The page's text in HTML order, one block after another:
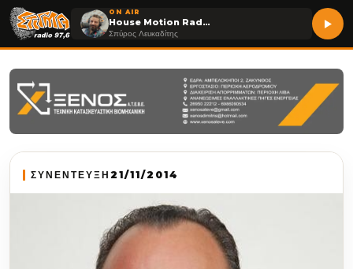
ON AIR
House Motion Radio Show
Σπύρος Λευκαδίτης
ΣΥΝΕΝΤΕΥΞΗ 21/11/2014